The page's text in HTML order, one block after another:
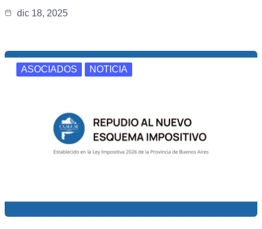
dic 18, 2025
ASOCIADOS NOTICIA